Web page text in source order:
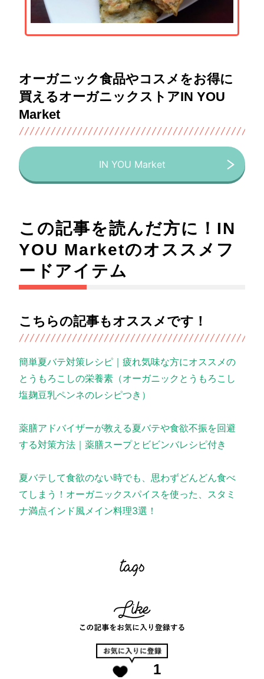
オーガニック食品やコスメをお得に
買えるオーガニックストアIN YOU
Market
IN YOU Market
この記事を読んだ方に！IN
YOU Marketのオススメフ
ードアイテム
こちらの記事もオススメです！
簡単夏バテ対策レシピ｜疲れ気味な方にオススメの
とうもろこしの栄養素（オーガニックとうもろこし
塩麹豆乳ペンネのレシピつき）
薬膳アドバイザーが教える夏バテや食欲不振を回避
する対策方法｜薬膳スープとビビンバレシピ付き
夏バテして食欲のない時でも、思わずどんどん食べ
てしまう！オーガニックスパイスを使った、スタミ
ナ満点インド風メイン料理3選！
1